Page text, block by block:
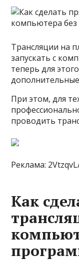
Трансляции на
запускать с
теперь для
При этом, для
проводить
Реклама:
Как